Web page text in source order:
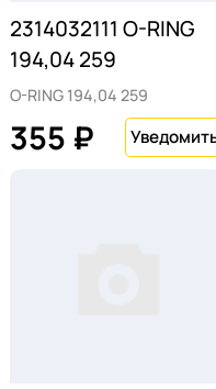
2314032111 O-RING
194,04 259
O-RING 194,04 259
355 ₽